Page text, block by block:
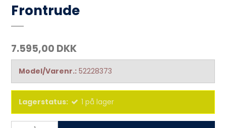
Frontrude
7.595,00 DKK
Model/Varenr.: 52228373
Lagerstatus: 1 på lager